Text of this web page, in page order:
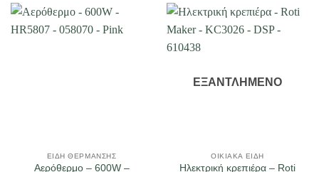
ΕΊΔΗ ΘΈΡΜΑΝΣΗΣ
Αερόθερμο – 600W –
ΕΞΑΝΤΛΗΜΈΝΟ
ΟΙΚΙΑΚΆ ΕΊΔΗ
Ηλεκτρική κρεπιέρα – Roti